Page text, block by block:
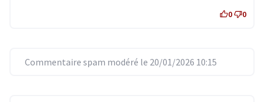
0 0
Commentaire spam modéré le 20/01/2026 10:15